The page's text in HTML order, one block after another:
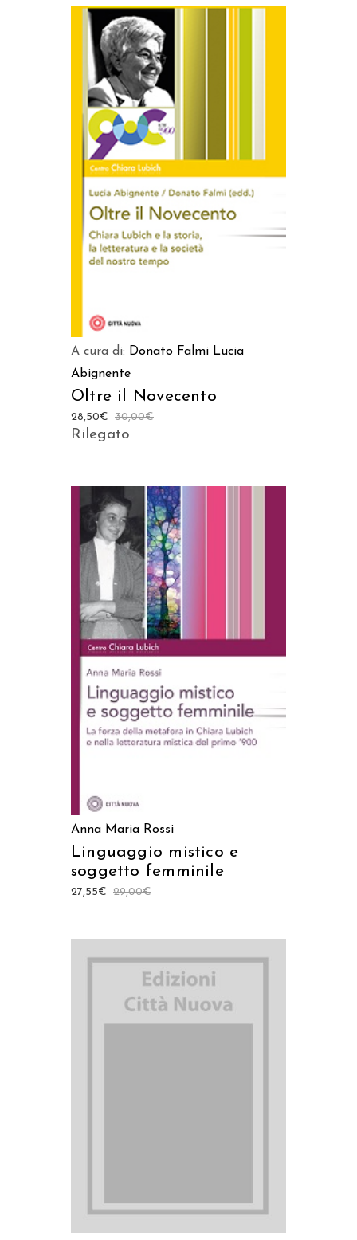
AGGIUNGI AL CARRELLO
A cura di: Donato Falmi Lucia
Abignente
Oltre il Novecento
30,00€
28,50€
Rilegato
AGGIUNGI AL CARRELLO
Anna Maria Rossi
Linguaggio mistico e
soggetto femminile
29,00€
27,55€